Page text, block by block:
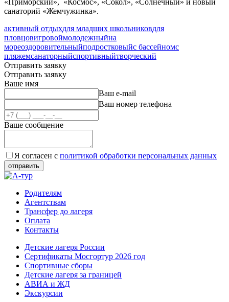
санаторий «Жемчужинка».
активный отдыхдля младших школьниковдля
пловцовигровоймолодежныйна
мореоздоровительныйподростковыйс бассейномс
пляжемсанаторныйспортивныйтворческий
Отправить заявку
Отправить заявку
Ваше имя
Ваш e-mail
Ваш номер телефона
Ваше сообщение
Я согласен с политикой обработки персональных данных
Родителям
Агентствам
Трансфер до лагеря
Оплата
Контакты
Детские лагеря России
Сертификаты Мосгортур 2026 год
Спортивные сборы
Детские лагеря за границей
АВИА и ЖД
Экскурсии